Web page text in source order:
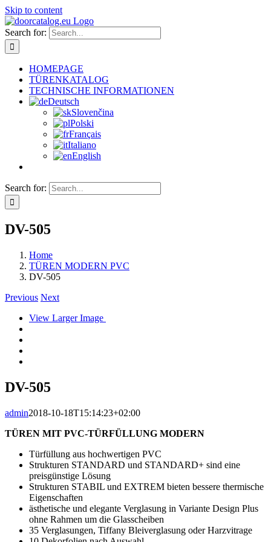
Skip to content
Search for:
HOMEPAGE
TÜRENKATALOG
TECHNISCHE INFORMATIONEN
Deutsch
Slovenčina
Polski
Français
Italiano
English
Search for:
DV-505
Home
TÜREN MODERN PVC
DV-505
Previous Next
View Larger Image
DV-505
admin2018-10-18T15:14:23+02:00
TÜREN MIT PVC-TÜRFÜLLUNG MODERN
Türfüllung aus hochwertigen PVC
Strukturen STANDARD und STANDARD+ sind eine
preisgünstige Lösung
Strukturen STABIL und EXTREM bieten bessere thermische
Eigenschaften
ästhetische und elegante Verglasung in Variante Design Plus
ohne Rahmen um die Glasscheiben
35 Verglasungen, Tiffany Bleiverglasung oder Harzvitrage